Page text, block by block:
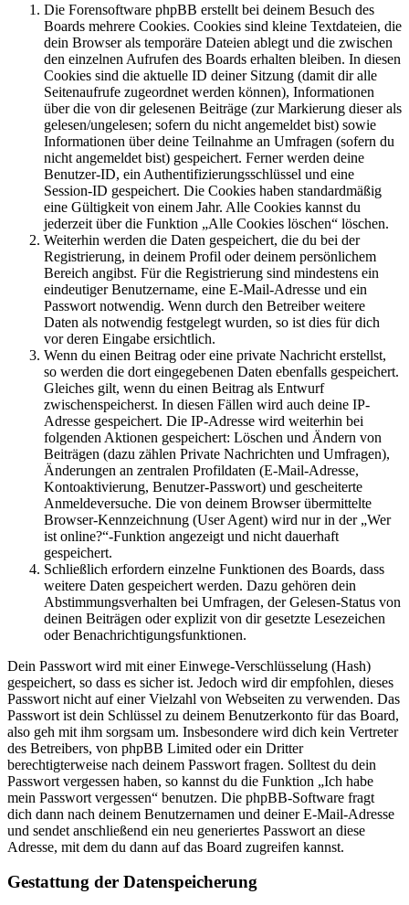
Die Forensoftware phpBB erstellt bei deinem Besuch des
Boards mehrere Cookies. Cookies sind kleine Textdateien, die
dein Browser als temporäre Dateien ablegt und die zwischen
den einzelnen Aufrufen des Boards erhalten bleiben. In diesen
Cookies sind die aktuelle ID deiner Sitzung (damit dir alle
Seitenaufrufe zugeordnet werden können), Informationen
über die von dir gelesenen Beiträge (zur Markierung dieser als
gelesen/ungelesen; sofern du nicht angemeldet bist) sowie
Informationen über deine Teilnahme an Umfragen (sofern du
nicht angemeldet bist) gespeichert. Ferner werden deine
Benutzer-ID, ein Authentifizierungsschlüssel und eine
Session-ID gespeichert. Die Cookies haben standardmäßig
eine Gültigkeit von einem Jahr. Alle Cookies kannst du
jederzeit über die Funktion „Alle Cookies löschen“ löschen.
Weiterhin werden die Daten gespeichert, die du bei der
Registrierung, in deinem Profil oder deinem persönlichem
Bereich angibst. Für die Registrierung sind mindestens ein
eindeutiger Benutzername, eine E-Mail-Adresse und ein
Passwort notwendig. Wenn durch den Betreiber weitere
Daten als notwendig festgelegt wurden, so ist dies für dich
vor deren Eingabe ersichtlich.
Wenn du einen Beitrag oder eine private Nachricht erstellst,
so werden die dort eingegebenen Daten ebenfalls gespeichert.
Gleiches gilt, wenn du einen Beitrag als Entwurf
zwischenspeicherst. In diesen Fällen wird auch deine IP-
Adresse gespeichert. Die IP-Adresse wird weiterhin bei
folgenden Aktionen gespeichert: Löschen und Ändern von
Beiträgen (dazu zählen Private Nachrichten und Umfragen),
Änderungen an zentralen Profildaten (E-Mail-Adresse,
Kontoaktivierung, Benutzer-Passwort) und gescheiterte
Anmeldeversuche. Die von deinem Browser übermittelte
Browser-Kennzeichnung (User Agent) wird nur in der „Wer
ist online?“-Funktion angezeigt und nicht dauerhaft
gespeichert.
Schließlich erfordern einzelne Funktionen des Boards, dass
weitere Daten gespeichert werden. Dazu gehören dein
Abstimmungsverhalten bei Umfragen, der Gelesen-Status von
deinen Beiträgen oder explizit von dir gesetzte Lesezeichen
oder Benachrichtigungsfunktionen.
Dein Passwort wird mit einer Einwege-Verschlüsselung (Hash)
gespeichert, so dass es sicher ist. Jedoch wird dir empfohlen, dieses
Passwort nicht auf einer Vielzahl von Webseiten zu verwenden. Das
Passwort ist dein Schlüssel zu deinem Benutzerkonto für das Board,
also geh mit ihm sorgsam um. Insbesondere wird dich kein Vertreter
des Betreibers, von phpBB Limited oder ein Dritter
berechtigterweise nach deinem Passwort fragen. Solltest du dein
Passwort vergessen haben, so kannst du die Funktion „Ich habe
mein Passwort vergessen“ benutzen. Die phpBB-Software fragt
dich dann nach deinem Benutzernamen und deiner E-Mail-Adresse
und sendet anschließend ein neu generiertes Passwort an diese
Adresse, mit dem du dann auf das Board zugreifen kannst.
Gestattung der Datenspeicherung